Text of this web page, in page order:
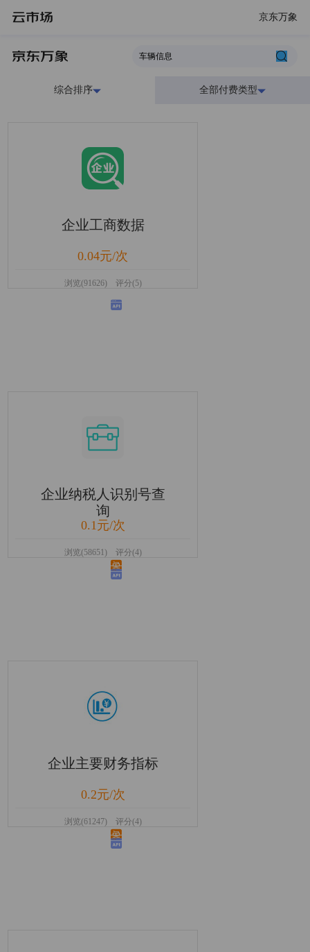
京东万象
综合排序 全部付费类型
企业工商数据
0.04元/次
浏览(91626) 评分(5)
企业纳税人识别号查
询
0.1元/次
浏览(58651) 评分(4)
企业主要财务指标
0.2元/次
浏览(61247) 评分(4)